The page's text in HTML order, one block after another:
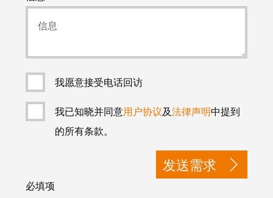
我愿意接受电话回访
我已知晓并同意用户协议及法律声明中提到
的所有条款。
必填项
发送需求